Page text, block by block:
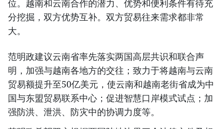
位。越南和云南合作的潜力、优势和便利条件有待充
分挖掘，双方优势互补。双方贸易往来需求都非常
大。
范明政建议云南省率先落实两国高层共识和联合声
明，加强与越南各地方的交往；致力于将越南与云南
贸易额提升至50亿美元，使云南和越南老街省成为中
国与东盟贸易联系中心；促进智慧口岸模式试点；加
强防洪、泄洪、防灾中的协调力度等。